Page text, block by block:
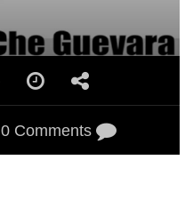
0 Comments